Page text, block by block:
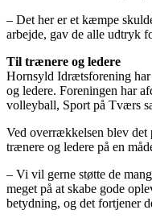
– Det her er et kæmpe
arbejde, gav de alle udtryk
Til trænere og ledere
Hornsyld Idrætsforening
og ledere. Foreningen har
volleyball, Sport på Tværs
Ved overrækkelsen blev det
trænere og ledere på en
– Vi vil gerne støtte de
meget på at skabe gode
betydning, og det fortjener